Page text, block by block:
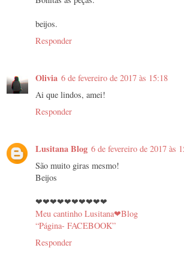
beijos.
Responder
Olivia 6 de fevereiro de 2017 às 15:18
Ai que lindos, amei!
Responder
Lusitana Blog 6 de fevereiro de 2017 às
São muito giras mesmo!
Beijos
❤❤❤❤❤❤❤❤❤❤
Meu cantinho Lusitana❤Blog
“Página- FACEBOOK”
Responder